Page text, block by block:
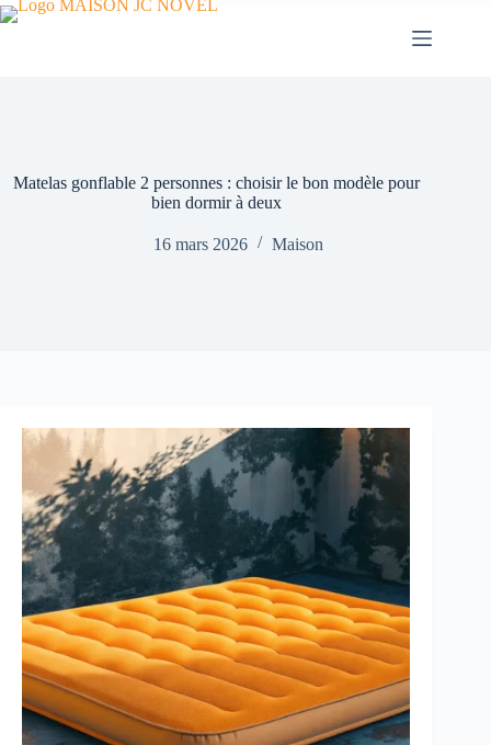
Passer
au
Matelas gonflable 2 personnes : choisir le bon modèle pour
bien dormir à deux
16 mars 2026 Maison